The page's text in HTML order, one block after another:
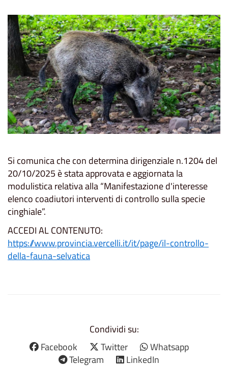
Si comunica che con determina dirigenziale n.1204 del
20/10/2025 è stata approvata e aggiornata la
modulistica relativa alla “Manifestazione d'interesse
elenco coadiutori interventi di controllo sulla specie
cinghiale”.
ACCEDI AL CONTENUTO:
https://www.provincia.vercelli.it/it/page/il-controllo-
della-fauna-selvatica
Condividi su:
Facebook
Twitter
Whatsapp
Telegram
LinkedIn